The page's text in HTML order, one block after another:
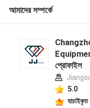
আমাদের সম্পর্কে
প্রোফাইল
5.0
যাচাইকৃত